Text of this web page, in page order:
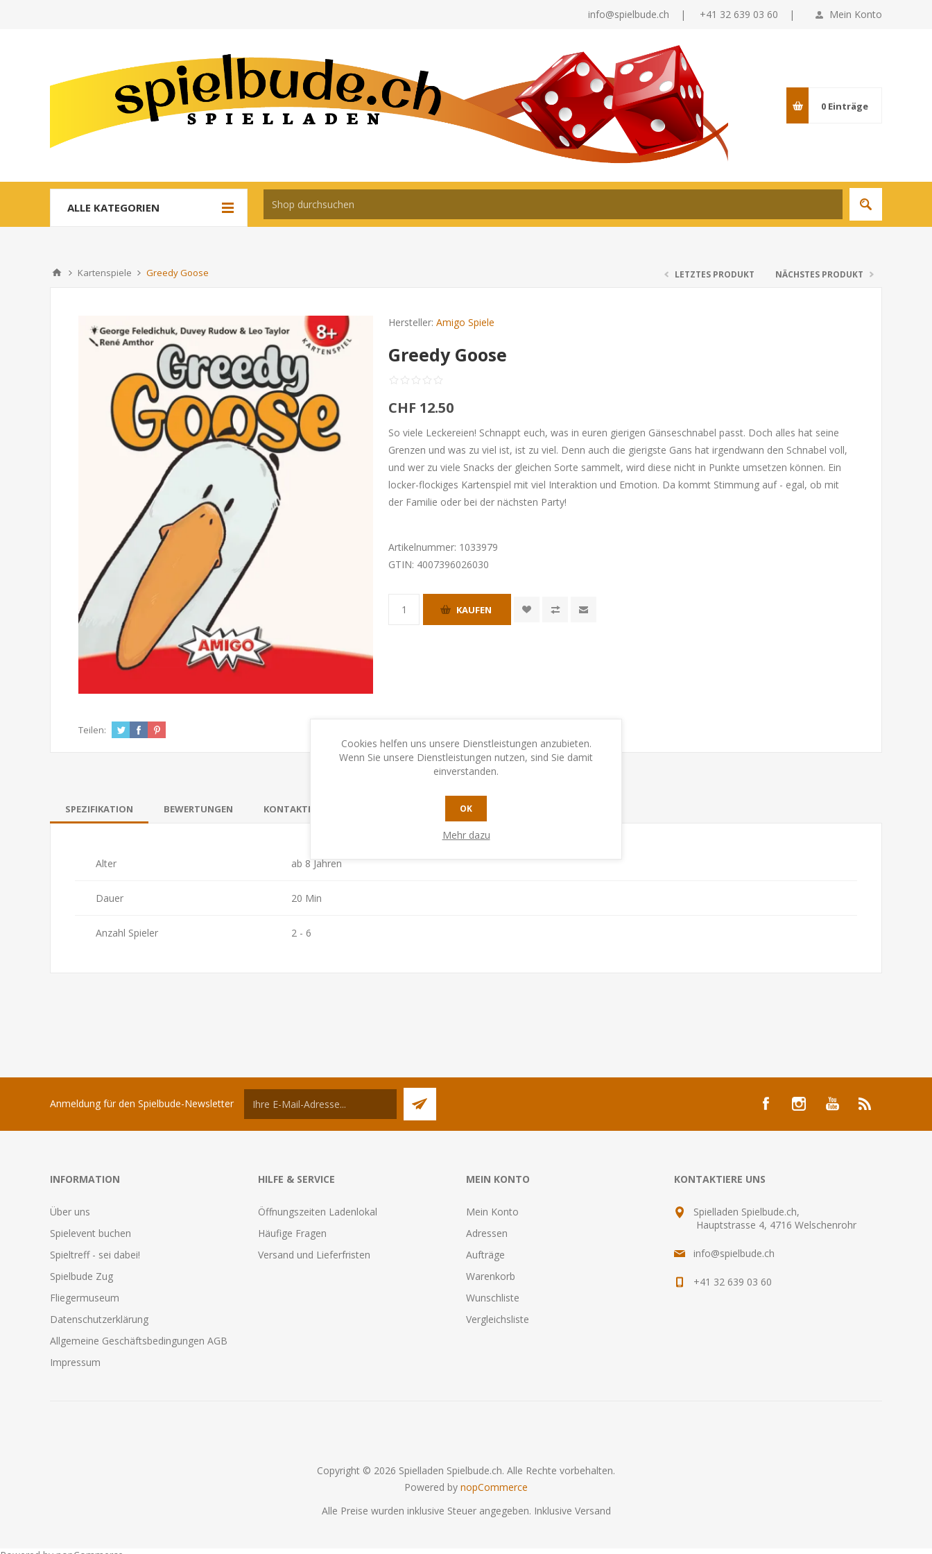
Mein Konto
info@spielbude.ch | +41 32 639 03 60 |
0 Einträge
ALLE KATEGORIEN
Kartenspiele Greedy Goose LETZTES PRODUKT NÄCHSTES PRODUKT
Hersteller: Amigo Spiele
Greedy Goose
CHF 12.50
So viele Leckereien! Schnappt euch, was in euren gierigen Gänseschnabel passt. Doch alles hat seine
Grenzen und was zu viel ist, ist zu viel. Denn auch die gierigste Gans hat irgendwann den Schnabel voll,
und wer zu viele Snacks der gleichen Sorte sammelt, wird diese nicht in Punkte umsetzen können. Ein
locker-flockiges Kartenspiel mit viel Interaktion und Emotion. Da kommt Stimmung auf - egal, ob mit
der Familie oder bei der nächsten Party!
Artikelnummer: 1033979
GTIN: 4007396026030
KAUFEN
Teilen:
SPEZIFIKATION BEWERTUNGEN KONTAKTIEREN SIE UNS
Alter ab 8 Jahren
Dauer 20 Min
Anzahl Spieler 2 - 6
Anmeldung für den Spielbude-Newsletter
INFORMATION
Über uns
Spielevent buchen
Spieltreff - sei dabei!
Spielbude Zug
Fliegermuseum
Datenschutzerklärung
Allgemeine Geschäftsbedingungen AGB
Impressum
HILFE & SERVICE
Öffnungszeiten Ladenlokal
Häufige Fragen
Versand und Lieferfristen
MEIN KONTO
Mein Konto
Adressen
Aufträge
Warenkorb
Wunschliste
Vergleichsliste
KONTAKTIERE UNS
Spielladen Spielbude.ch,
Hauptstrasse 4, 4716 Welschenrohr
info@spielbude.ch
+41 32 639 03 60
Copyright © 2026 Spielladen Spielbude.ch. Alle Rechte vorbehalten.
Powered by nopCommerce
Alle Preise wurden inklusive Steuer angegeben. Inklusive Versand
Cookies helfen uns unsere Dienstleistungen anzubieten.
Wenn Sie unsere Dienstleistungen nutzen, sind Sie damit
einverstanden.
OK
Mehr dazu